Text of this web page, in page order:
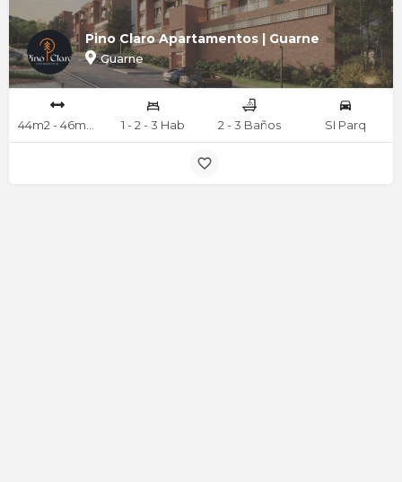
Pino Claro Apartamentos | Guarne
Guarne
1 - 2 - 3 Hab 2 - 3 Baños SI Parq